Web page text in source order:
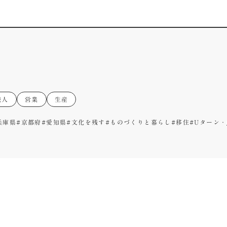
営業 生産
庫県#京都府#愛知県#文化を残す #ものづくりと暮らし #移住#Uターン